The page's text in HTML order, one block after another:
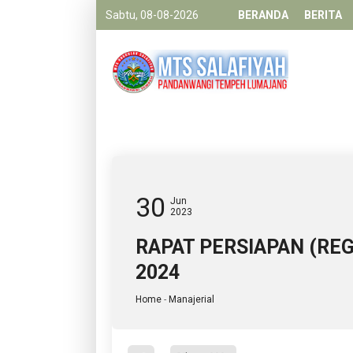
Sabtu, 08-08-2026 BERANDA BERITA
30 Jun
2023
RAPAT PERSIAPAN
2024
Home - Manajerial